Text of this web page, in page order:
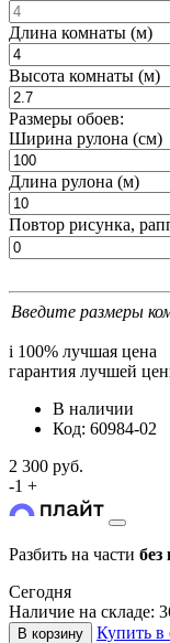
Длина комнаты (м)
Высота комнаты (м)
Размеры обоев:
Ширина рулона (см)
Длина рулона (м)
Повтор рисунка,
Введите размеры
i 100% лучшая цена
гарантия лучшей
В наличии
Код: 60984-02
2 300 руб.
-1 +
Разбить на части без
Сегодня
Наличие на складе:
В корзину
Купить в